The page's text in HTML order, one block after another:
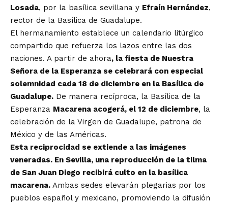
Losada, por la basílica sevillana y Efraín Hernández,
rector de la Basílica de Guadalupe.
El hermanamiento establece un calendario litúrgico
compartido que refuerza los lazos entre las dos
naciones. A partir de ahora, la fiesta de Nuestra
Señora de la Esperanza se celebrará con especial
solemnidad cada 18 de diciembre en la Basílica de
Guadalupe. De manera recíproca, la Basílica de la
Esperanza Macarena acogerá, el 12 de diciembre, la
celebración de la Virgen de Guadalupe, patrona de
México y de las Américas.
Esta reciprocidad se extiende a las imágenes
veneradas. En Sevilla, una reproducción de la tilma
de San Juan Diego recibirá culto en la basílica
macarena. Ambas sedes elevarán plegarias por los
pueblos español y mexicano, promoviendo la difusión